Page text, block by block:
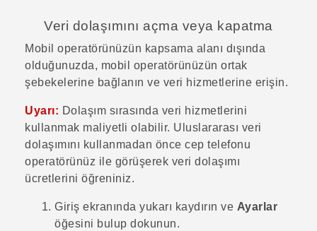
Veri dolaşımını açma veya kapatma
Mobil operatörünüzün kapsama alanı dışında
olduğunuzda, mobil operatörünüzün ortak
şebekelerine bağlanın ve veri hizmetlerine erişin.
Uyarı: Dolaşım sırasında veri hizmetlerini
kullanmak maliyetli olabilir. Uluslararası veri
dolaşımını kullanmadan önce cep telefonu
operatörünüz ile görüşerek veri dolaşımı
ücretlerini öğreniniz.
Giriş ekranında yukarı kaydırın ve Ayarlar
öğesini bulup dokunun.